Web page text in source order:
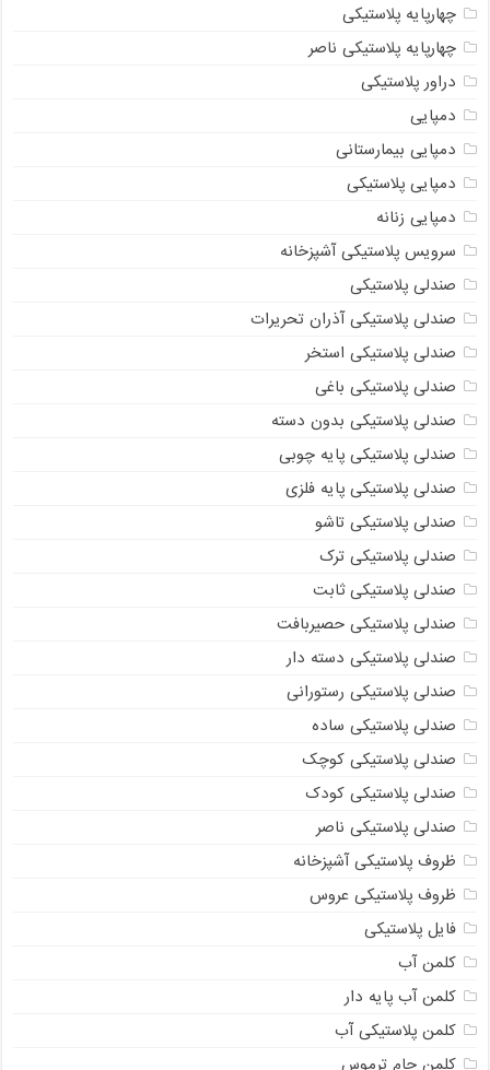
چهارپایه پلاستیکی
چهارپایه پلاستیکی ناصر
دراور پلاستیکی
دمپایی
دمپایی بیمارستانی
دمپایی پلاستیکی
دمپایی زنانه
سرویس پلاستیکی آشپزخانه
صندلی پلاستیکی
صندلی پلاستیکی آذران تحریرات
صندلی پلاستیکی استخر
صندلی پلاستیکی باغی
صندلی پلاستیکی بدون دسته
صندلی پلاستیکی پایه چوبی
صندلی پلاستیکی پایه فلزی
صندلی پلاستیکی تاشو
صندلی پلاستیکی ترک
صندلی پلاستیکی ثابت
صندلی پلاستیکی حصیربافت
صندلی پلاستیکی دسته دار
صندلی پلاستیکی رستورانی
صندلی پلاستیکی ساده
صندلی پلاستیکی کوچک
صندلی پلاستیکی کودک
صندلی پلاستیکی ناصر
ظروف پلاستیکی آشپزخانه
ظروف پلاستیکی عروس
فایل پلاستیکی
کلمن آب
کلمن آب پایه دار
کلمن پلاستیکی آب
کلمن جام ترموس